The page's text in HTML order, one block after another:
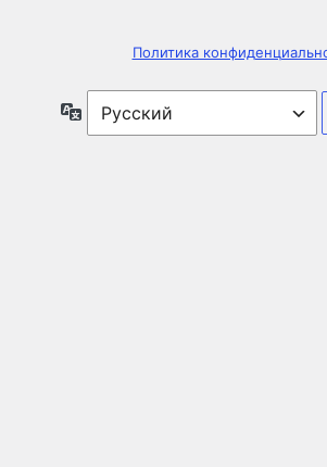
Политика
Язык